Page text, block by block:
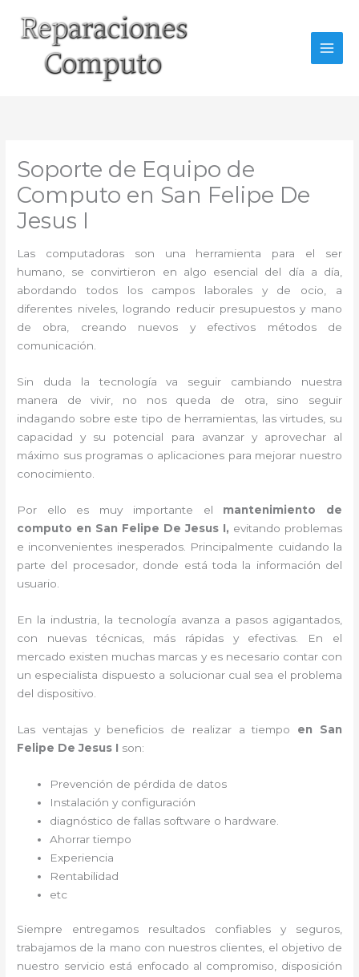
contenido
Soporte de Equipo de
Computo en San Felipe De
Jesus I
Las computadoras son una herramienta para el ser
humano, se convirtieron en algo esencial del día a día,
abordando todos los campos laborales y de ocio, a
diferentes niveles, logrando reducir presupuestos y mano
de obra, creando nuevos y efectivos métodos de
comunicación.
Sin duda la tecnología va seguir cambiando nuestra
manera de vivir, no nos queda de otra, sino seguir
indagando sobre este tipo de herramientas, las virtudes, su
capacidad y su potencial para avanzar y aprovechar al
máximo sus programas o aplicaciones para mejorar nuestro
conocimiento.
Por ello es muy importante el mantenimiento de
computo en San Felipe De Jesus I, evitando problemas
e inconvenientes inesperados. Principalmente cuidando la
parte del procesador, donde está toda la información del
usuario.
En la industria, la tecnología avanza a pasos agigantados,
con nuevas técnicas, más rápidas y efectivas . En el
mercado existen muchas marcas y es necesario contar con
un especialista dispuesto a solucionar cual sea el problema
del dispositivo.
Las ventajas y beneficios de realizar a tiempo en San
Felipe De Jesus I son:
Prevención de pérdida de datos
Instalación y configuración
diagnóstico de fallas software o hardware
Ahorrar tiempo
Experiencia
Rentabilidad
etc
Siempre entregamos resultados confiables y seguros,
trabajamos de la mano con nuestros clientes, el objetivo de
nuestro servicio está enfocado al compromiso, disposición